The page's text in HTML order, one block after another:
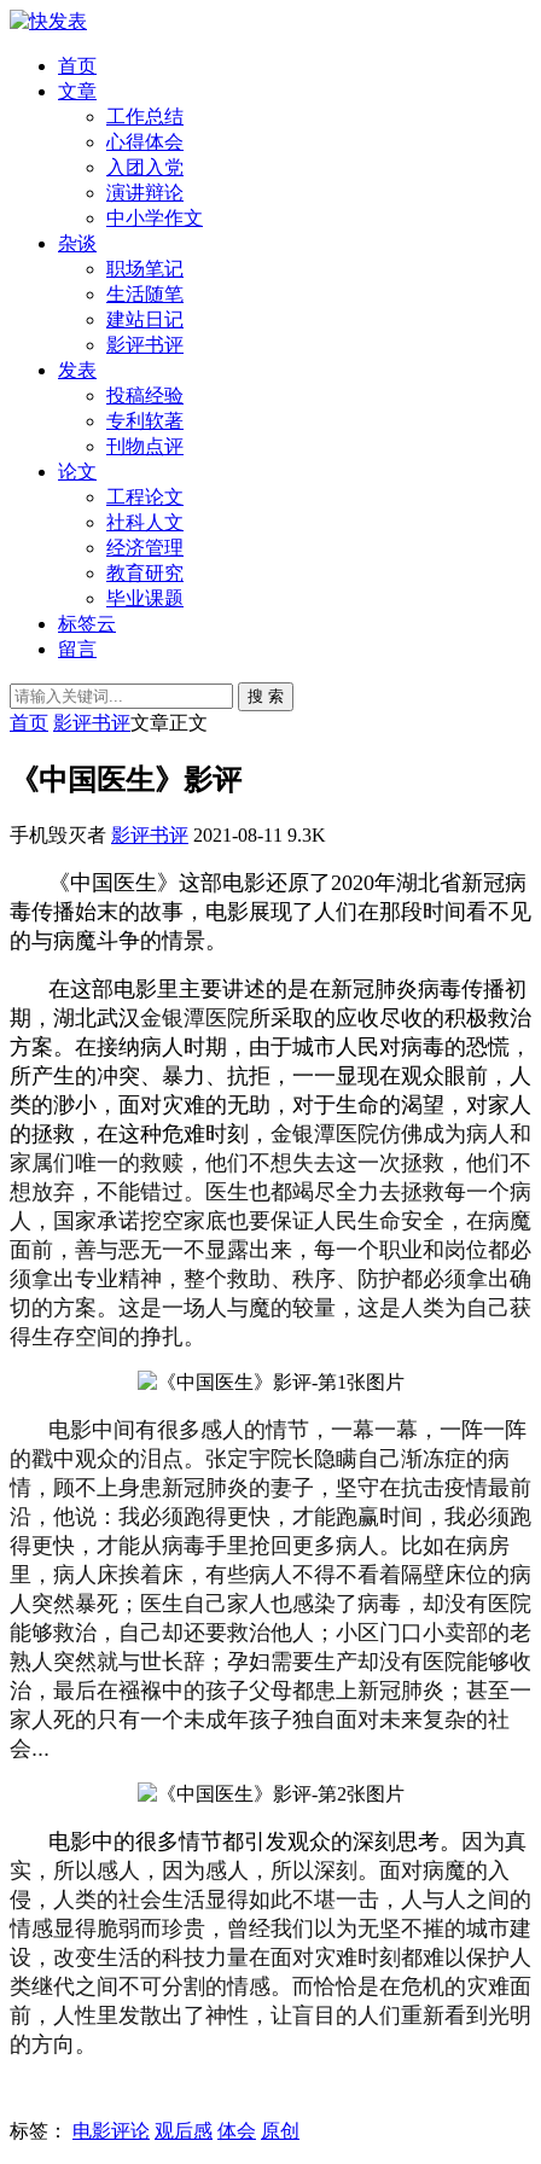
首页
文章
工作总结
心得体会
入团入党
演讲辩论
中小学作文
杂谈
职场笔记
生活随笔
建站日记
影评书评
发表
投稿经验
专利软著
刊物点评
论文
工程论文
社科人文
经济管理
教育研究
毕业课题
标签云
留言
搜 索
首页 影评书评文章正文
《中国医生》影评
手机毁灭者 影评书评 2021-08-11 9.3K
《中国医生》这部电影还原了2020年湖北省新冠病
毒传播始末的故事，电影展现了人们在那段时间看不见
的与病魔斗争的情景。
在这部电影里主要讲述的是在新冠肺炎病毒传播初
期，湖北武汉金银潭医院所采取的应收尽收的积极救治
方案。在接纳病人时期，由于城市人民对病毒的恐慌，
所产生的冲突、暴力、抗拒，一一显现在观众眼前，人
类的渺小，面对灾难的无助，对于生命的渴望，对家人
的拯救，在这种危难时刻， 金银潭医院仿佛成为病人和
家属们唯一的救赎，他们不想失去这一次拯救，他们不
想放弃，不能错过。医生也都竭尽全力去拯救每一个病
人，国家承诺挖空家底也要保证人民生命安全，在病魔
面前，善与恶无一不显露出来，每一个职业和岗位都必
须拿出专业精神，整个救助、秩序、防护都必须拿出确
切的方案。这是一场人与魔的较量，这是人类为自己获
得生存空间的挣扎。
电影中间有很多感人的情节，一幕一幕，一阵一阵
的戳中观众的泪点。张定宇院长隐瞒自己渐冻症的病
情，顾不上身患新冠肺炎的妻子，坚守在抗击疫情最前
沿，他说：我必须跑得更快，才能跑赢时间，我必须跑
得更快，才能从病毒手里抢回更多病人。比如在病房
里，病人床挨着床，有些病人不得不看着隔壁床位的病
人突然暴死；医生自己家人也感染了病毒，却没有医院
能够救治，自己却还要救治他人；小区门口小卖部的老
熟人突然就与世长辞；孕妇需要生产却没有医院能够收
治，最后在襁褓中的孩子父母都患上新冠肺炎；甚至一
家人死的只有一个未成年孩子独自面对未来复杂的社
会...
电影中的很多情节都引发观众的深刻思考。
因为真
实，所以感人，因为感人，所以深刻。面对病魔的入
侵，人类的社会生活显得如此不堪一击，人与人之间的
情感显得脆弱而珍贵，曾经我们以为无坚不摧的城市建
设，改变生活的科技力量在面对灾难时刻都难以保护人
类继代之间不可分割的情感。而恰恰是在危机的灾难面
前，人性里发散出了神性，让盲目的人们重新看到光明
的方向。
标签： 电影评论 观后感 体会 原创